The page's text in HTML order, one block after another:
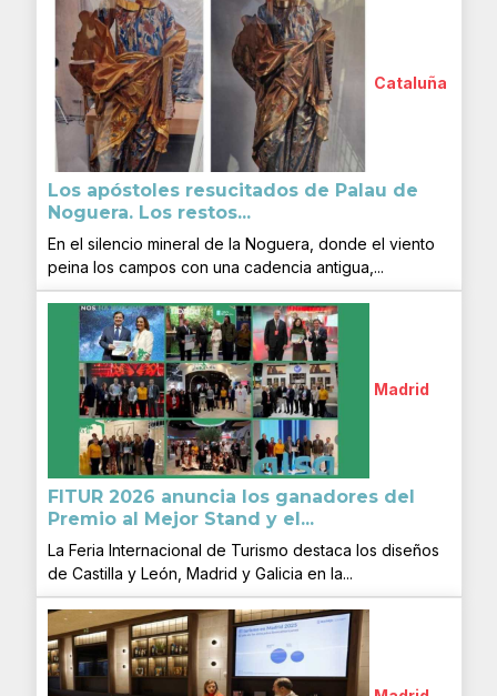
Cataluña
Los apóstoles resucitados de Palau de
Noguera. Los restos...
En el silencio mineral de la Noguera, donde el viento
peina los campos con una cadencia antigua,...
Madrid
FITUR 2026 anuncia los ganadores del
Premio al Mejor Stand y el...
La Feria Internacional de Turismo destaca los diseños
de Castilla y León, Madrid y Galicia en la...